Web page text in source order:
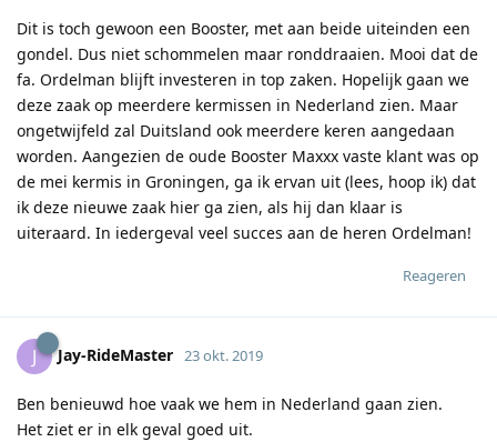
Dit is toch gewoon een Booster, met aan beide uiteinden een
gondel. Dus niet schommelen maar ronddraaien. Mooi dat de
fa. Ordelman blijft investeren in top zaken. Hopelijk gaan we
deze zaak op meerdere kermissen in Nederland zien. Maar
ongetwijfeld zal Duitsland ook meerdere keren aangedaan
worden. Aangezien de oude Booster Maxxx vaste klant was op
de mei kermis in Groningen, ga ik ervan uit (lees, hoop ik) dat
ik deze nieuwe zaak hier ga zien, als hij dan klaar is
uiteraard. In iedergeval veel succes aan de heren Ordelman!
Reageren
J Jay-RideMaster 23 okt. 2019
Ben benieuwd hoe vaak we hem in Nederland gaan zien.
Het ziet er in elk geval goed uit.